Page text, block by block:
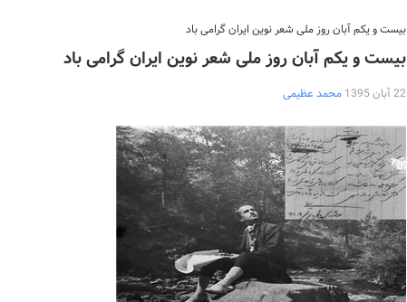
بیست و یکم آبان روز ملی شعر نوین ایران گرامی باد
بیست و یکم آبان روز ملی شعر نوین ایران گرامی باد
22 آبان 1395 محمد عظیمی